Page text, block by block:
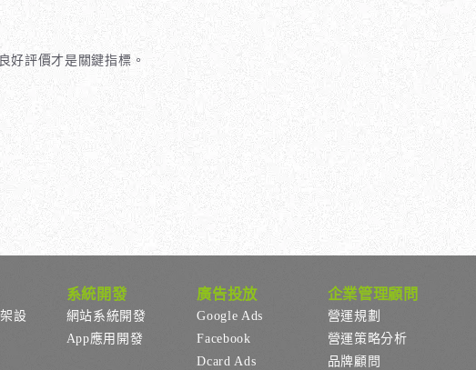
好評價才是關鍵指標。
設
系統開發
網站系統開發
App應用開發
廣告投放
Google Ads
Facebook
Dcard Ads
企業管理顧問
營運規劃
營運策略分析
品牌顧問